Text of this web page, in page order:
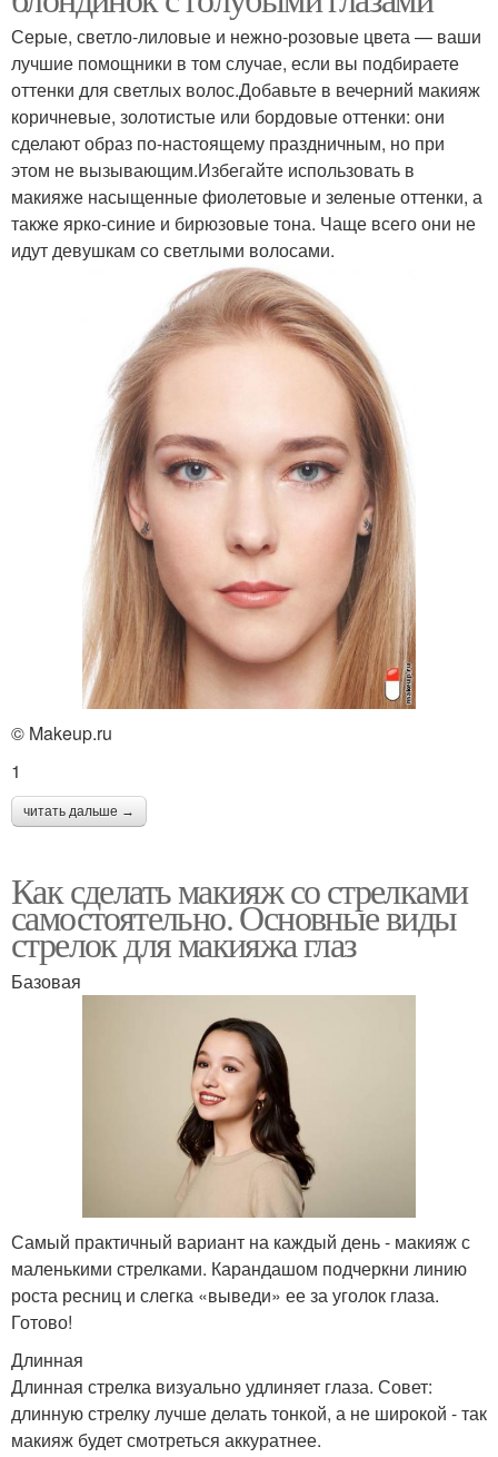
Серые, светло-лиловые и нежно-розовые цвета — ваши
лучшие помощники в том случае, если вы подбираете
оттенки для светлых волос.Добавьте в вечерний макияж
коричневые, золотистые или бордовые оттенки: они
сделают образ по-настоящему праздничным, но при
этом не вызывающим.Избегайте использовать в
макияже насыщенные фиолетовые и зеленые оттенки, а
также ярко-синие и бирюзовые тона. Чаще всего они не
идут девушкам со светлыми волосами.
© Makeup.ru
1
читать дальше →
Как сделать макияж со стрелками
самостоятельно. Основные виды
стрелок для макияжа глаз
Базовая
Самый практичный вариант на каждый день - макияж с
маленькими стрелками. Карандашом подчеркни линию
роста ресниц и слегка «выведи» ее за уголок глаза.
Готово!
Длинная
Длинная стрелка визуально удлиняет глаза. Совет:
длинную стрелку лучше делать тонкой, а не широкой - так
макияж будет смотреться аккуратнее.